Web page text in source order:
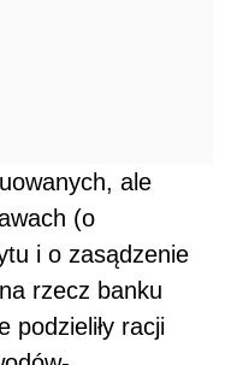
ale
(o
i o zasądzenie
rzecz banku
podzieliły racji